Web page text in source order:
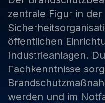
zentrale Figur in der
öffentlichen
Industrieanlagen.
Fachkenntnisse
werden und im